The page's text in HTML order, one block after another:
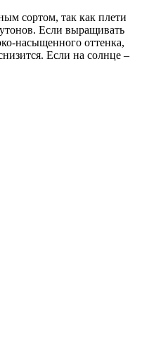
сортом, так как плети
Если выращивать
насыщенного оттенка,
Если на солнце –